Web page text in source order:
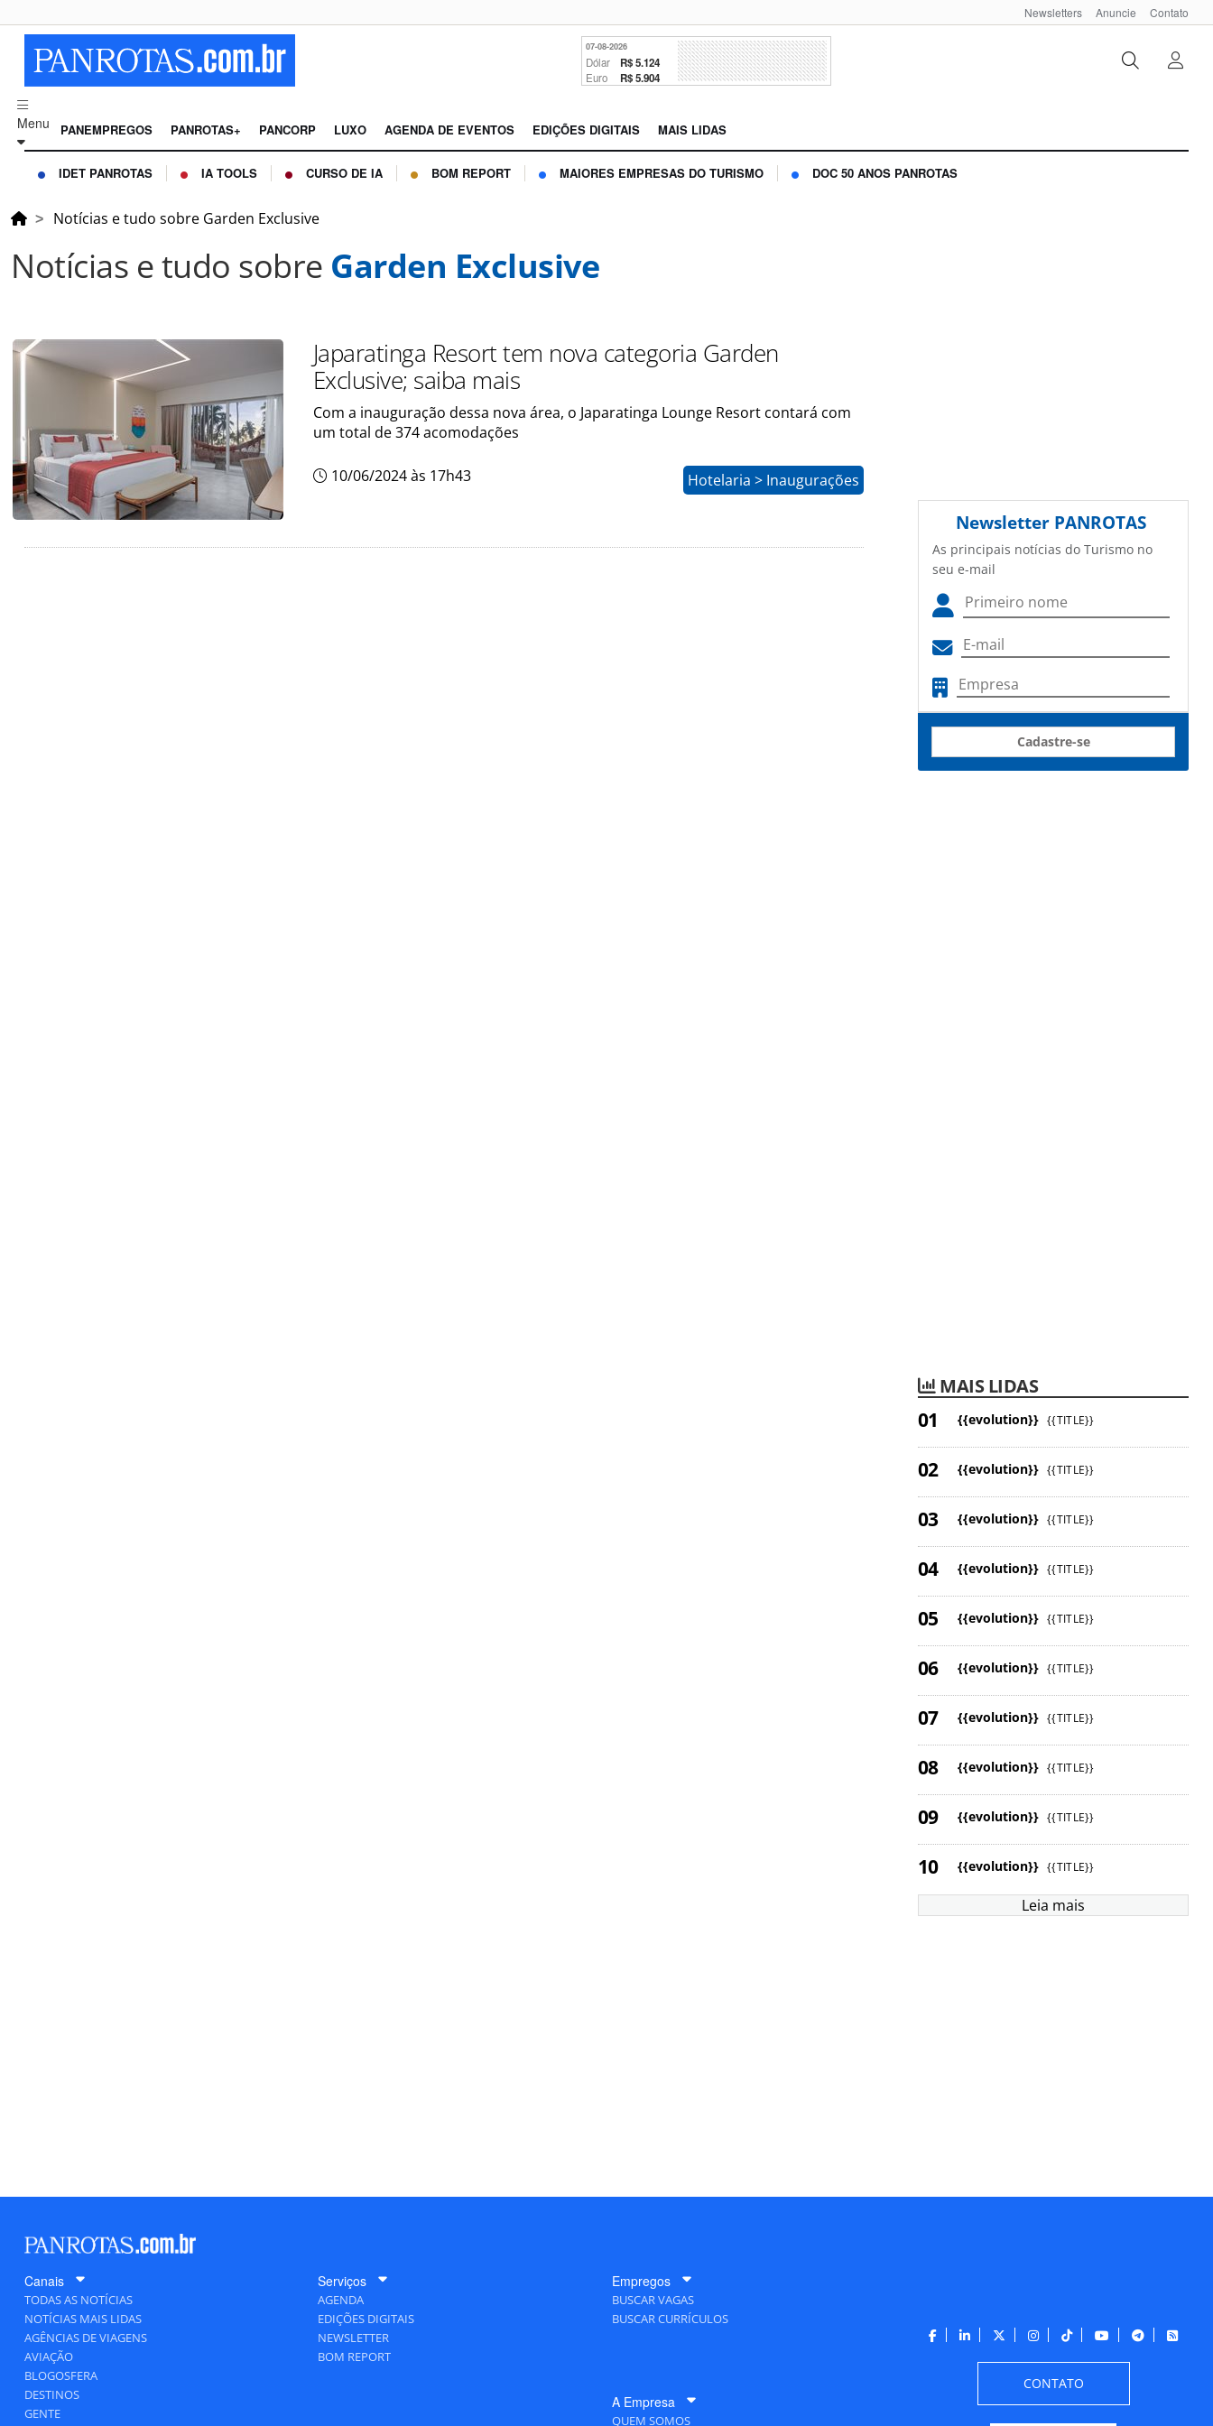
Newsletters Anuncie Contato
07-08-2026
Dólar R$ 5.124
Euro R$ 5.904
Menu PANEMPREGOS PANROTAS+ PANCORP LUXO AGENDA DE EVENTOS EDIÇÕES DIGITAIS MAIS LIDAS
IDET PANROTAS IA TOOLS CURSO DE IA BOM REPORT MAIORES EMPRESAS DO TURISMO DOC 50 ANOS PANROTAS
Notícias e tudo sobre Garden Exclusive
Notícias e tudo sobre Garden Exclusive
Japaratinga Resort tem nova categoria Garden
Exclusive; saiba mais
Com a inauguração dessa nova área, o Japaratinga Lounge Resort contará com
um total de 374 acomodações
10/06/2024 às 17h43 Hotelaria > Inaugurações
Newsletter PANROTAS
As principais notícias do Turismo no
seu e-mail
Cadastre-se
MAIS LIDAS
{{evolution}} {{TITLE}}
{{evolution}} {{TITLE}}
{{evolution}} {{TITLE}}
{{evolution}} {{TITLE}}
{{evolution}} {{TITLE}}
{{evolution}} {{TITLE}}
{{evolution}} {{TITLE}}
{{evolution}} {{TITLE}}
{{evolution}} {{TITLE}}
{{evolution}} {{TITLE}}
Leia mais
Canais
TODAS AS NOTÍCIAS
NOTÍCIAS MAIS LIDAS
AGÊNCIAS DE VIAGENS
AVIAÇÃO
BLOGOSFERA
DESTINOS
GENTE
Serviços
AGENDA
EDIÇÕES DIGITAIS
NEWSLETTER
BOM REPORT
Empregos
BUSCAR VAGAS
BUSCAR CURRÍCULOS
A Empresa
QUEM SOMOS
CONTATO